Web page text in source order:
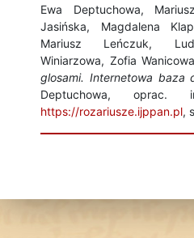
Ewa Deptuchowa,
Jasińska, Magdalena
Mariusz Leńczuk,
Winiarzowa, Zofia
glosami. Internetowa baza
Deptuchowa, oprac.
https://rozariusze.ijppan.pl,